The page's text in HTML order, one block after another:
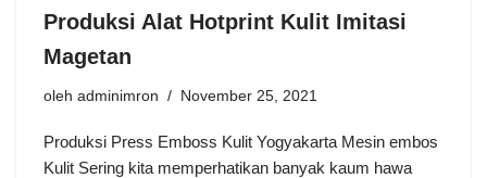
Produksi Alat Hotprint Kulit Imitasi
Magetan
oleh adminimron November 25, 2021
Produksi Press Emboss Kulit Yogyakarta Mesin embos
Kulit Sering kita memperhatikan banyak kaum hawa